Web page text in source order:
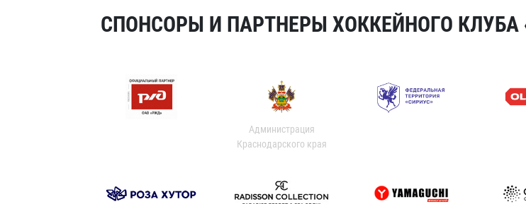
СПОНСОРЫ И ПАРТНЕРЫ ХОККЕЙНОГО КЛУБА
Администрация
Краснодарского края